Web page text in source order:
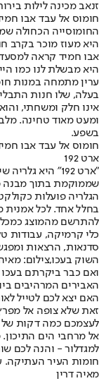
זנאב מכינה לילות
חומוס אל עבד אבו
החומוסייה הכחולה
היא מעוז מוכר בקרב
אבו חמיד קראה
היא מבשלת לנו כמו
ערין מתמחה במנות
בעלה, שלו חנות
אינו חלק ומשחתי,
ומעט מאוד טחינה.
בשפע.
חומוס אל עבד אבו
ארט 192
"ארט 192" היא
שממוקמת בתוך מבנה
הגלריה פועלות
בחלל אחד. לכל אמנית
להתרשם מהמוצג
כלי קרמיקה, עבודות
סדנאות, הרצאות
השוק בעכו,צילום:
ואם כבר ביקרתם
האבירים המרהיבים
האם יצא לכם לטייל
זאת שלא צופה אל
לעצמכם כמה דקות של
אל מרחבי הים
למגדלור - והנה לכם
חומות העיר העתיקה.
מאיה דרין